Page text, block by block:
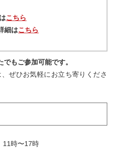
こちら
細はこちら
もご参加可能です。
ぜひお気軽にお立ち寄りくださ
11時〜17時